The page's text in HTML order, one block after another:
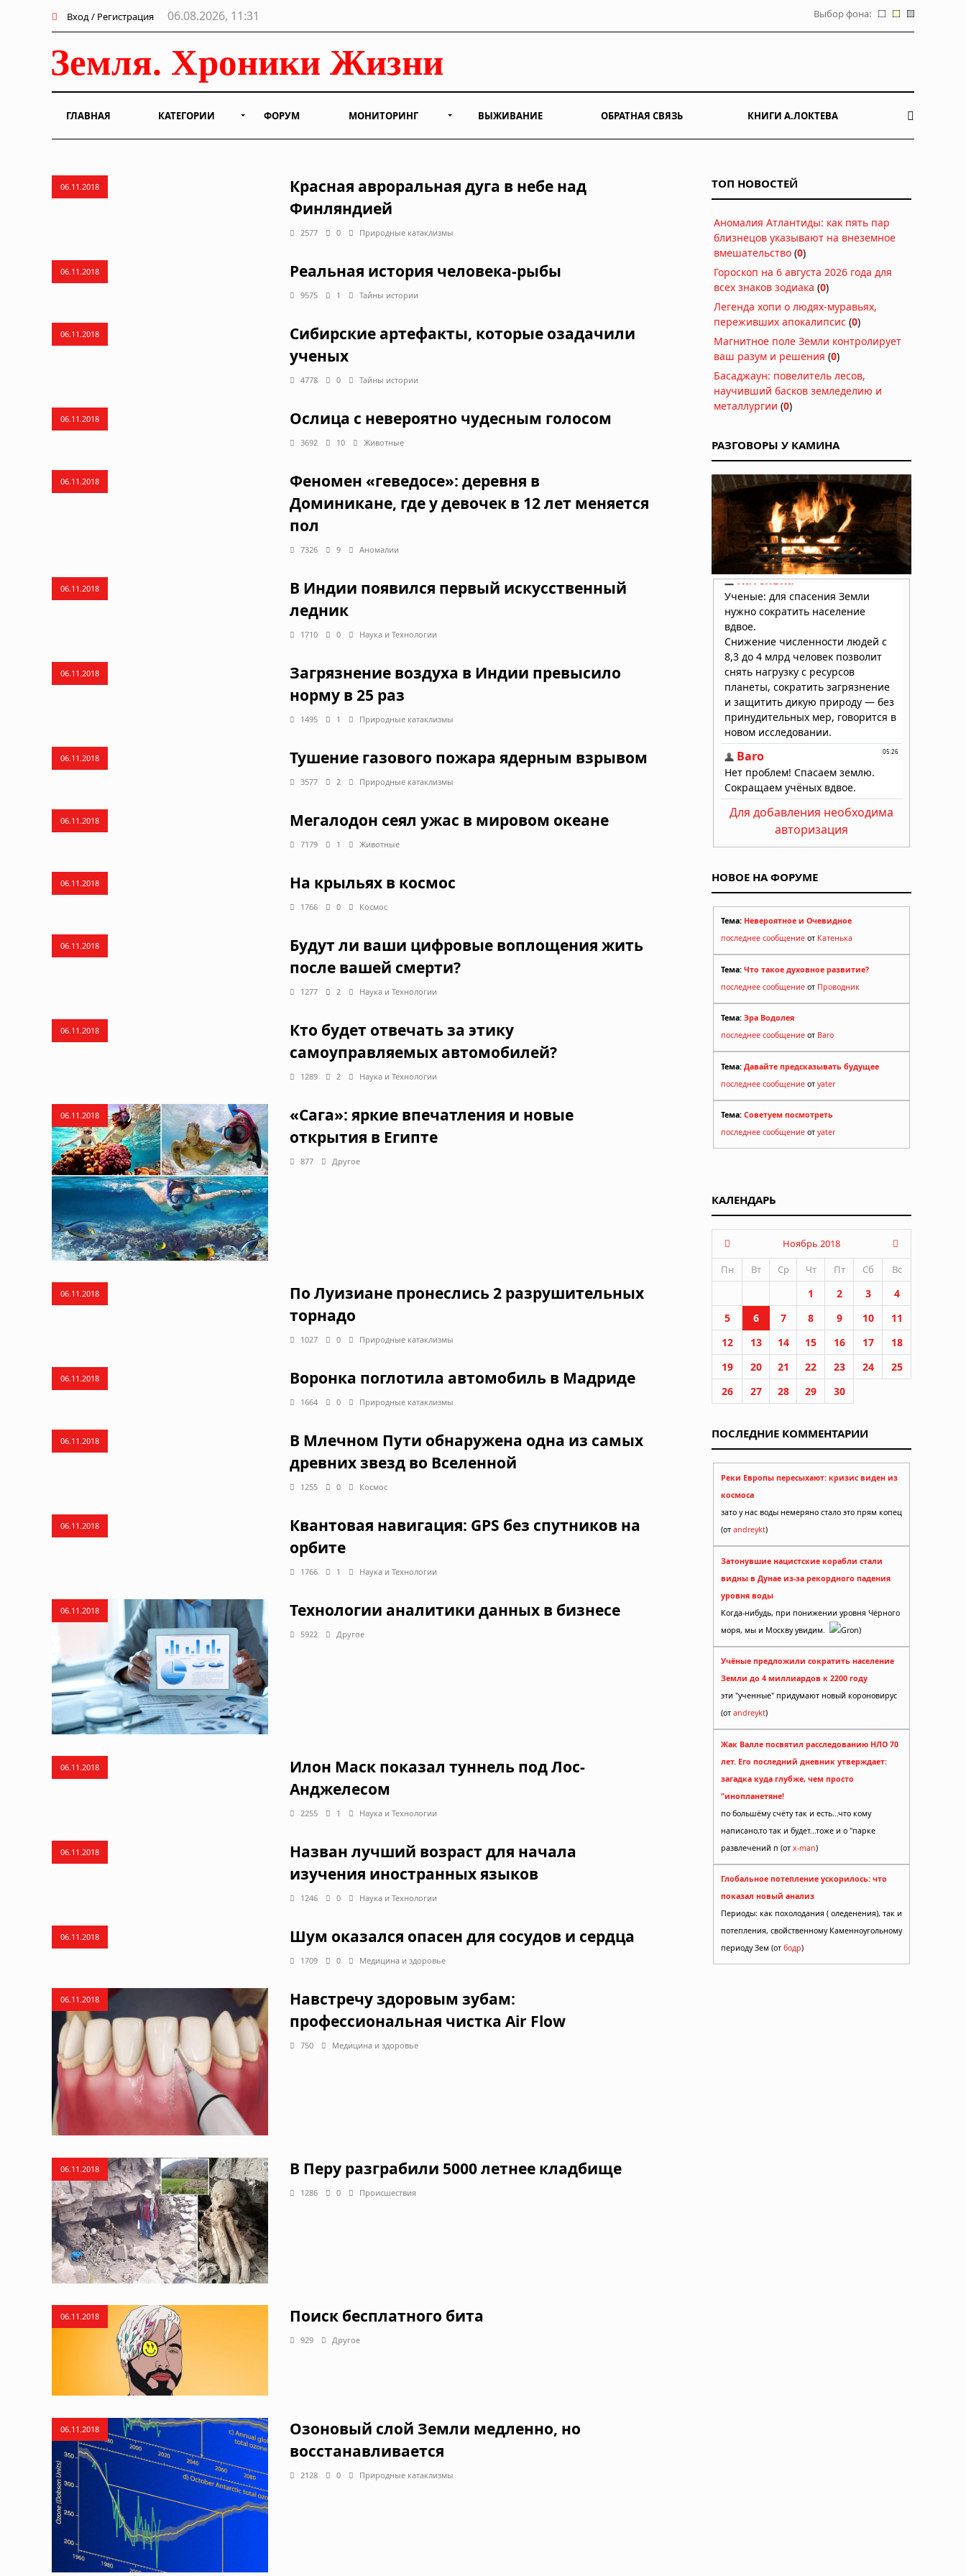
Вход / Регистрация 06.08.2026, 11:31 Выбор фона:
ГЛАВНАЯ КАТЕГОРИИ ФОРУМ МОНИТОРИНГ ВЫЖИВАНИЕ ОБРАТНАЯ СВЯЗЬ КНИГИ А.ЛОКТЕВА
06.11.2018
Красная авроральная дуга в небе над
Финляндией
2577 0 Природные катаклизмы
06.11.2018 Реальная история человека-рыбы
9575 1 Тайны истории
06.11.2018
Сибирские артефакты, которые озадачили
ученых
4778 0 Тайны истории
06.11.2018 Ослица с невероятно чудесным голосом
3692 10 Животные
06.11.2018
Феномен «геведосе»: деревня в
Доминикане, где у девочек в 12 лет меняется
пол
7326 9 Аномалии
06.11.2018
В Индии появился первый искусственный
ледник
1710 0 Наука и Технологии
06.11.2018
Загрязнение воздуха в Индии превысило
норму в 25 раз
1495 1 Природные катаклизмы
06.11.2018 Тушение газового пожара ядерным взрывом
3577 2 Природные катаклизмы
06.11.2018 Мегалодон сеял ужас в мировом океане
7179 1 Животные
06.11.2018 На крыльях в космос
1766 0 Космос
06.11.2018
Будут ли ваши цифровые воплощения жить
после вашей смерти?
1277 2 Наука и Технологии
06.11.2018
Кто будет отвечать за этику
самоуправляемых автомобилей?
1289 2 Наука и Технологии
06.11.2018
«Сага»: яркие впечатления и новые
открытия в Египте
877 Другое
06.11.2018
По Луизиане пронеслись 2 разрушительных
торнадо
1027 0 Природные катаклизмы
06.11.2018 Воронка поглотила автомобиль в Мадриде
1664 0 Природные катаклизмы
06.11.2018
В Млечном Пути обнаружена одна из самых
древних звезд во Вселенной
1255 0 Космос
06.11.2018
Квантовая навигация: GPS без спутников на
орбите
1766 1 Наука и Технологии
06.11.2018 Технологии аналитики данных в бизнесе
5922 Другое
06.11.2018
Илон Маск показал туннель под Лос-
Анджелесом
2255 1 Наука и Технологии
06.11.2018
Назван лучший возраст для начала
изучения иностранных языков
1246 0 Наука и Технологии
06.11.2018 Шум оказался опасен для сосудов и сердца
1709 0 Медицина и здоровье
06.11.2018
Навстречу здоровым зубам:
профессиональная чистка Air Flow
750 Медицина и здоровье
06.11.2018 В Перу разграбили 5000 летнее кладбище
1286 0 Происшествия
06.11.2018 Поиск бесплатного бита
929 Другое
06.11.2018
Озоновый слой Земли медленно, но
восстанавливается
2128 0 Природные катаклизмы
ТОП НОВОСТЕЙ
Аномалия Атлантиды: как пять пар
близнецов указывают на внеземное
вмешательство (0)
Гороскоп на 6 августа 2026 года для
всех знаков зодиака (0)
Легенда хопи о людях-муравьях,
переживших апокалипсис (0)
Магнитное поле Земли контролирует
ваш разум и решения (0)
Басаджаун: повелитель лесов,
научивший басков земледелию и
металлургии (0)
РАЗГОВОРЫ У КАМИНА
Для добавления необходима
авторизация
НОВОЕ НА ФОРУМЕ
Тема: Невероятное и Очевидное
последнее сообщение от Катенька
Тема: Что такое духовное развитие?
последнее сообщение от Проводник
Тема: Эра Водолея
последнее сообщение от Baro
Тема: Давайте предсказывать будущее
последнее сообщение от yater
Тема: Советуем посмотреть
последнее сообщение от yater
КАЛЕНДАРЬ
Ноябрь 2018
Пн
Вт Ср Чт Пт Сб Вс
1 2 3
4
5
6 7 8 9 10
11
12
13 14 15 16 17
18
19
20 21 22 23 24
25
26
27 28 29 30
ПОСЛЕДНИЕ КОММЕНТАРИИ
Реки Европы пересыхают: кризис виден из
космоса
зато у нас воды немеряно стало это прям копец
(от andreykt)
Затонувшие нацистские корабли стали
видны в Дунае из-за рекордного падения
уровня воды
Когда-нибудь, при понижении уровня Чёрного
моря, мы и Москву увидим.
Gron)
Учёные предложили сократить население
Земли до 4 миллиардов к 2200 году
эти "ученные" придумают новый короновирус
(от andreykt)
Жак Валле посвятил расследованию НЛО 70
лет. Его последний дневник утверждает:
загадка куда глубже, чем просто
"инопланетяне!
по большёму счёту так и есть...что кому
написано,то так и будет...тоже и о "парке
развлечений п (от x-man)
Глобальное потепление ускорилось: что
показал новый анализ
Периоды: как похолодания ( оледенения), так и
потепления, свойственному Каменноугольному
периоду Зем (от бодр)